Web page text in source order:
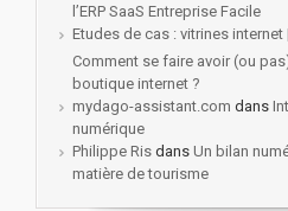
l’ERP SaaS Entreprise Facile
Etudes de cas : vitrines internet
Comment se faire avoir (ou
boutique internet ?
mydago-assistant.com dans
numérique
Philippe Ris dans Un bilan
matière de tourisme